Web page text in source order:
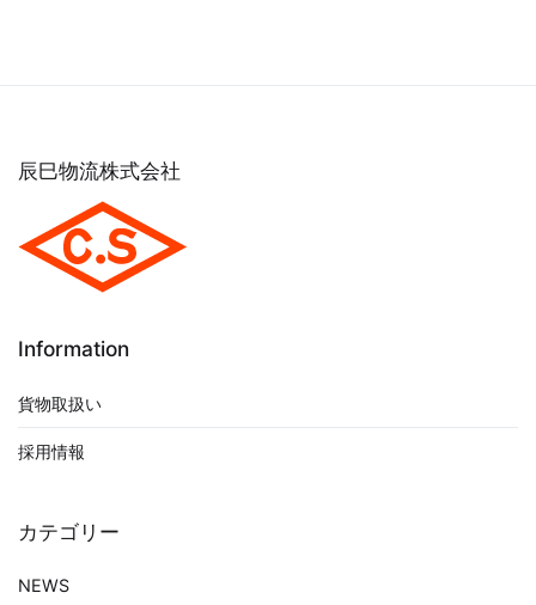
辰巳物流株式会社
Information
貨物取扱い
採用情報
カテゴリー
NEWS